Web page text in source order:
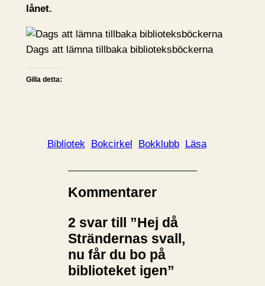
lånet.
Dags att lämna tillbaka biblioteksböckerna
Gilla detta:
Bibliotek Bokcirkel Bokklubb Läsa
Kommentarer
2 svar till ”Hej då
Strändernas svall,
nu får du bo på
biblioteket igen”